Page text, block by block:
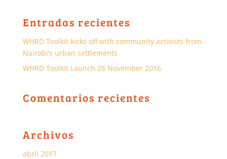
Entradas recientes
WHRD Toolkit kicks off with community activists from
Nairobi’s urban settlements
WHRD Toolkit Launch 25 November 2016
Comentarios recientes
Archivos
abril 2017